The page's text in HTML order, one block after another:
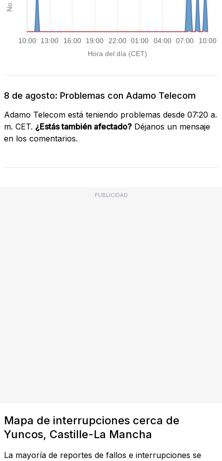
8 de agosto: Problemas con Adamo Telecom
Adamo Telecom está teniendo problemas desde 07:20 a.
m. CET. ¿Estás también afectado? Déjanos un mensaje
en los comentarios.
PUBLICIDAD
Mapa de interrupciones cerca de
Yuncos, Castille-La Mancha
La mayoría de reportes de fallos e interrupciones se